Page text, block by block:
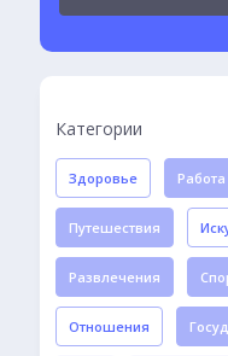
Категории
Здоровье Работа
Путешествия
Развлечения
Отношения